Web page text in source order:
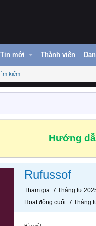
Tin mới Thành viên
kiếm
Hướng
Rufussof
Tham gia 7 Tháng tư
Hoạt động cuối 7 Tháng